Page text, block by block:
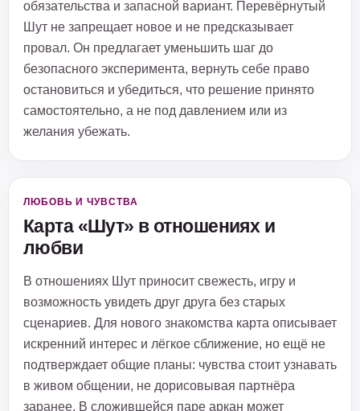
обязательства и запасной вариант. Перевёрнутый
Шут не запрещает новое и не предсказывает
провал. Он предлагает уменьшить шаг до
безопасного эксперимента, вернуть себе право
остановиться и убедиться, что решение принято
самостоятельно, а не под давлением или из
желания убежать.
ЛЮБОВЬ И ЧУВСТВА
Карта «Шут» в отношениях и
любви
В отношениях Шут приносит свежесть, игру и
возможность увидеть друг друга без старых
сценариев. Для нового знакомства карта описывает
искренний интерес и лёгкое сближение, но ещё не
подтверждает общие планы: чувства стоит узнавать
в живом общении, не дорисовывая партнёра
заранее. В сложившейся паре аркан может